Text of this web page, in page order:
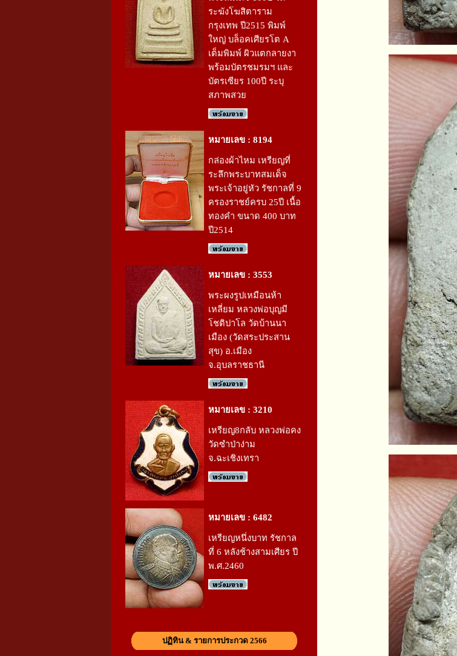
ระฆังโฆสิตาราม
กรุงเทพ ปี2515 พิมพ์
ใหญ่ บล็อคเศียรโต A
เต็มพิมพ์ ผิวแตกลายงา
พร้อมบัตรชมรมฯ และ
บัตรเซียร 100ปี ระบุ
สภาพสวย
หมายเลข : 8194
กล่องผ้าไหม เหรียญที่
ระลึกพระบาทสมเด็จ
พระเจ้าอยู่หัว รัชกาลที่ 9
ครองราชย์ครบ 25ปี เนื้อ
ทองคำ ขนาด 400 บาท
ปี2514
หมายเลข : 3553
พระผงรูปเหมือนห้า
เหลี่ยม หลวงพ่อบุญมี
โชติปาโล วัดบ้านนา
เมือง (วัดสระประสาน
สุข) อ.เมือง
จ.อุบลราชธานี
หมายเลข : 3210
เหรียญ8กลับ หลวงพ่อคง
วัดซำป่าง่าม
จ.ฉะเชิงเทรา
หมายเลข : 6482
เหรียญหนึ่งบาท รัชกาล
ที่ 6 หลังช้างสามเศียร ปี
พ.ศ.2460
ปฏิทิน & รายการประกวด 2566